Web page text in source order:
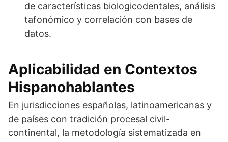
de características biologicodentales, análisis
tafonómico y correlación con bases de
datos.
Aplicabilidad en Contextos
Hispanohablantes
En jurisdicciones españolas, latinoamericanas y
de países con tradición procesal civil-
continental, la metodología sistematizada en